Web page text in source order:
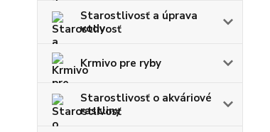
Starostlivosť a úprava
vody
Krmivo pre ryby
Starostlivosť o akváriové
rastliny